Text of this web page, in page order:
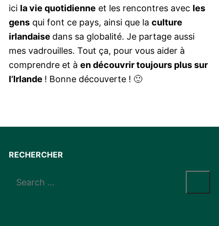
ici la vie quotidienne et les rencontres avec les
gens qui font ce pays, ainsi que la culture
irlandaise dans sa globalité. Je partage aussi
mes vadrouilles. Tout ça, pour vous aider à
comprendre et à en découvrir toujours plus sur
l’Irlande ! Bonne découverte ! 🙂
RECHERCHER
Rechercher